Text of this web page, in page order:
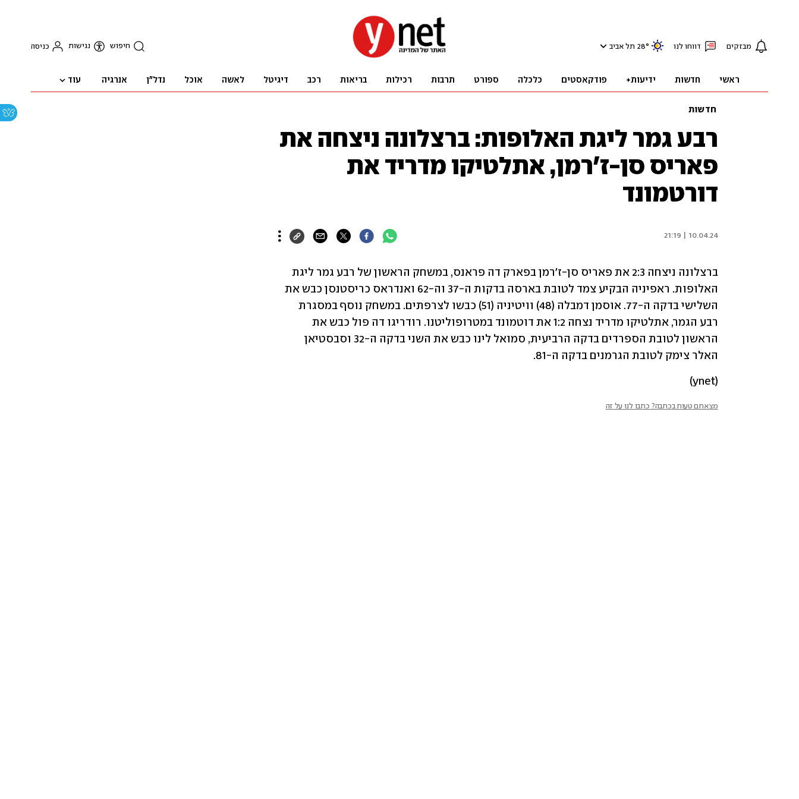
מבזקים דווחו לנו 28° תל אביב חיפוש נגישות כניסה
ראשי חדשות ידיעות+ פודקאסטים כלכלה ספורט תרבות רכילות בריאות רכב דיגיטל לאשה אוכל נדל"ן אנרגיה עוד
חדשות
רבע גמר ליגת האלופות: ברצלונה ניצחה את
פאריס סן-ז'רמן, אתלטיקו מדריד את
דורטמונד
10.04.24 | 21:19
האלר צימק לטובת הגרמנים בדקה ה-81.
(ynet)
מצאתם טעות בכתבה? כתבו לנו על זה